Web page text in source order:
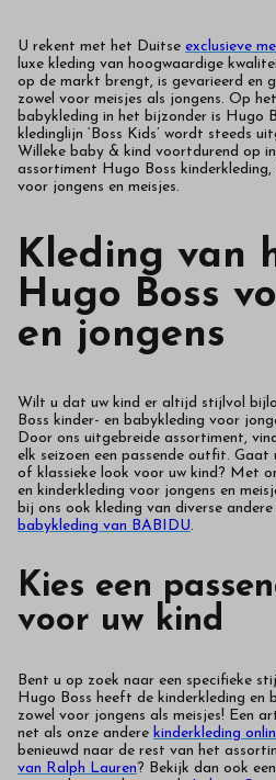
U rekent met het Duitse exclusieve
luxe kleding van hoogwaardige
op de markt brengt, is gevarieerd en
zowel voor meisjes als jongens. Op
babykleding in het bijzonder is Hugo
kledinglijn ‘Boss Kids’ wordt steeds
Willeke baby & kind voortdurend op
assortiment Hugo Boss kinderkleding,
voor jongens en meisjes.
Kleding van
Hugo Boss
en jongens
Wilt u dat uw kind er altijd stijlvol
Boss kinder- en babykleding voor
Door ons uitgebreide assortiment,
elk seizoen een passende outfit.
of klassieke look voor uw kind? Met
en kinderkleding voor jongens en
bij ons ook kleding van diverse
babykleding van BABIDU.
Kies een
voor uw kind
Bent u op zoek naar een specifieke
Hugo Boss heeft de kinderkleding en
zowel voor jongens als meisjes! Een
net als onze andere kinderkleding
benieuwd naar de rest van het
van Ralph Lauren? Bekijk dan ook